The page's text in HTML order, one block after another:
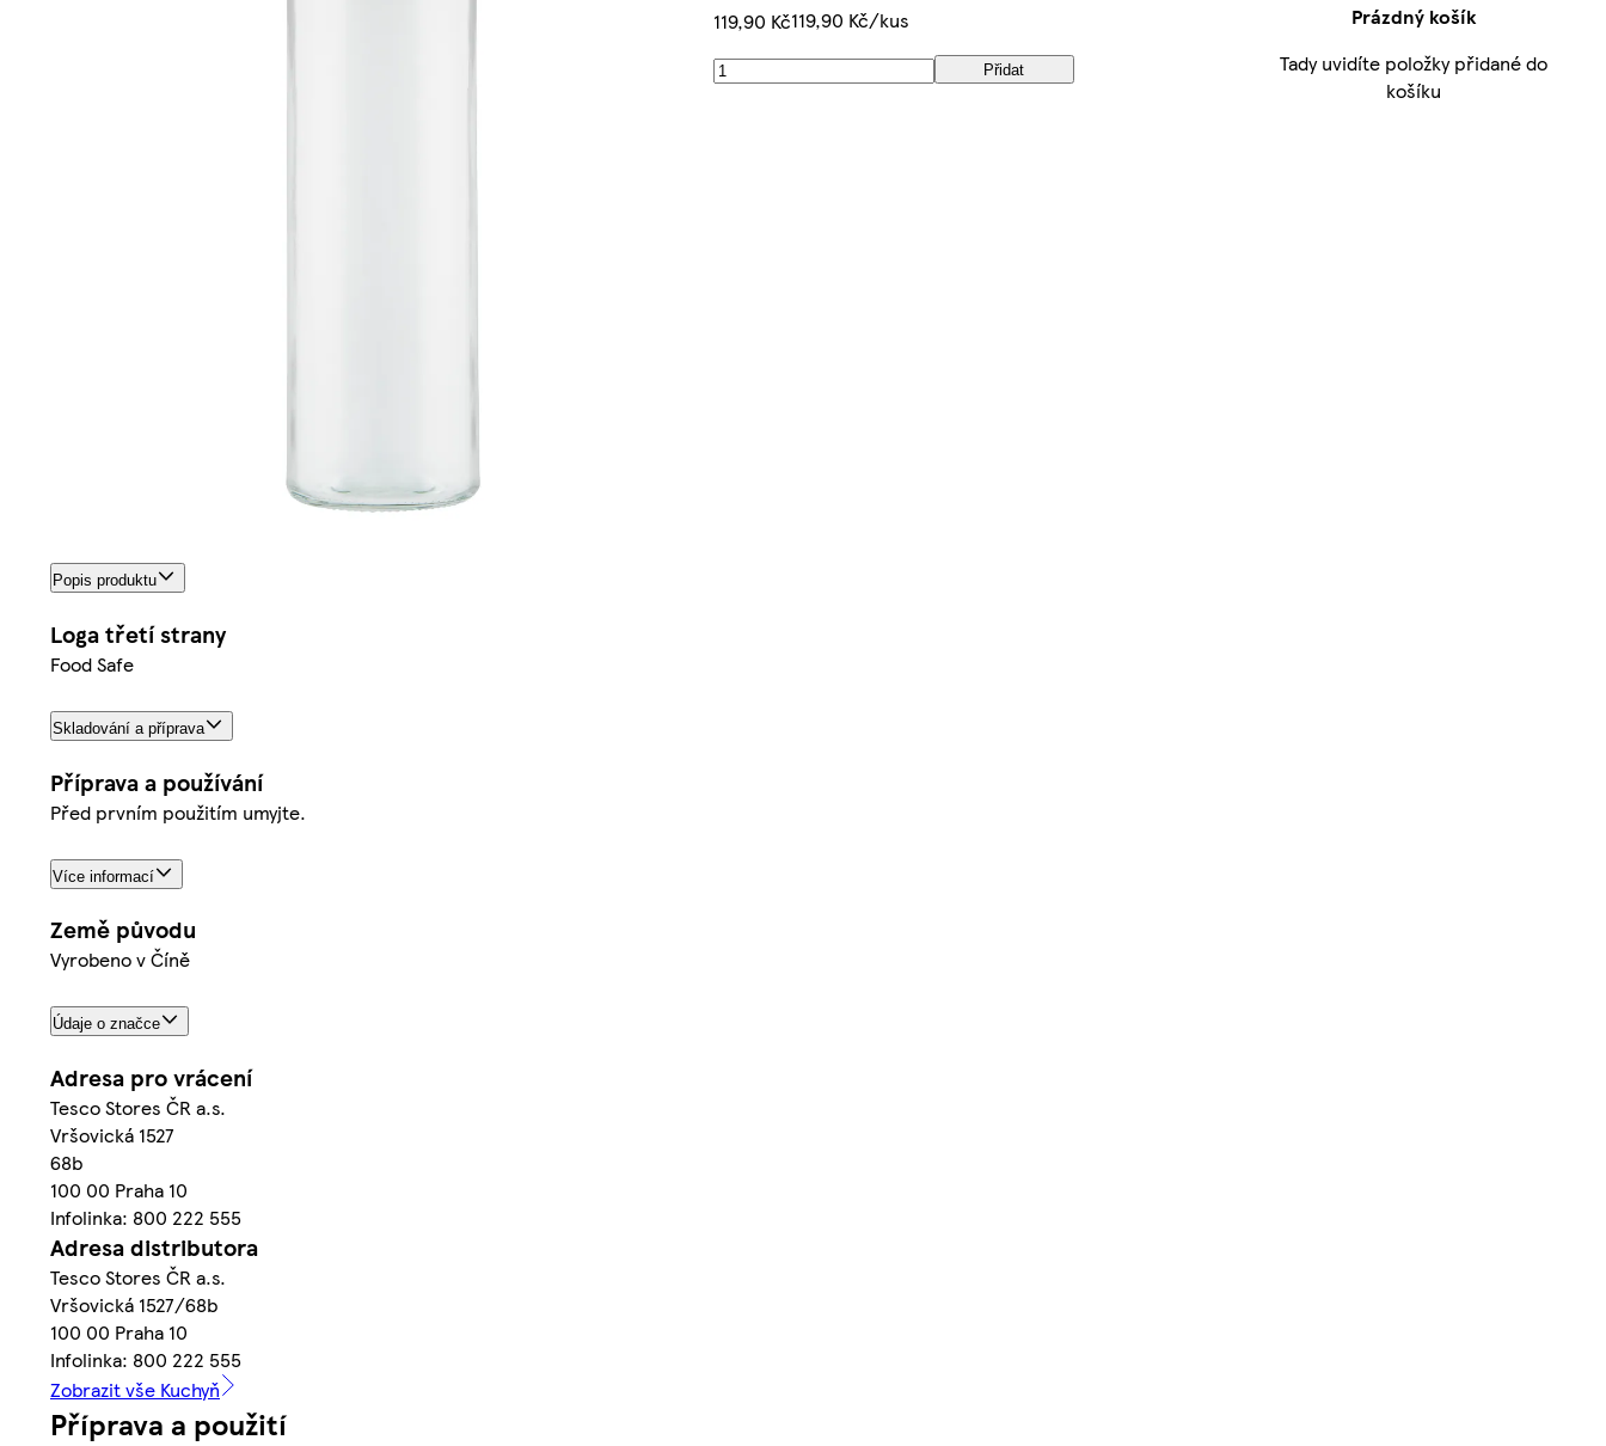
119,90 Kč119,90 Kč/kus
Přidat
Popis produktu
Loga třetí strany
Food Safe
Skladování a příprava
Příprava a používání
Před prvním použitím umyjte.
Více informací
Země původu
Vyrobeno v Číně
Údaje o značce
Adresa pro vrácení
Tesco Stores ČR a.s.
Vršovická 1527
68b
100 00 Praha 10
Infolinka: 800 222 555
Adresa distributora
Tesco Stores ČR a.s.
Vršovická 1527/68b
100 00 Praha 10
Infolinka: 800 222 555
Zobrazit vše Kuchyň
Příprava a použití
Prázdný košík
Tady uvidíte položky přidané do
košíku